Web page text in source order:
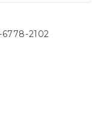
2102